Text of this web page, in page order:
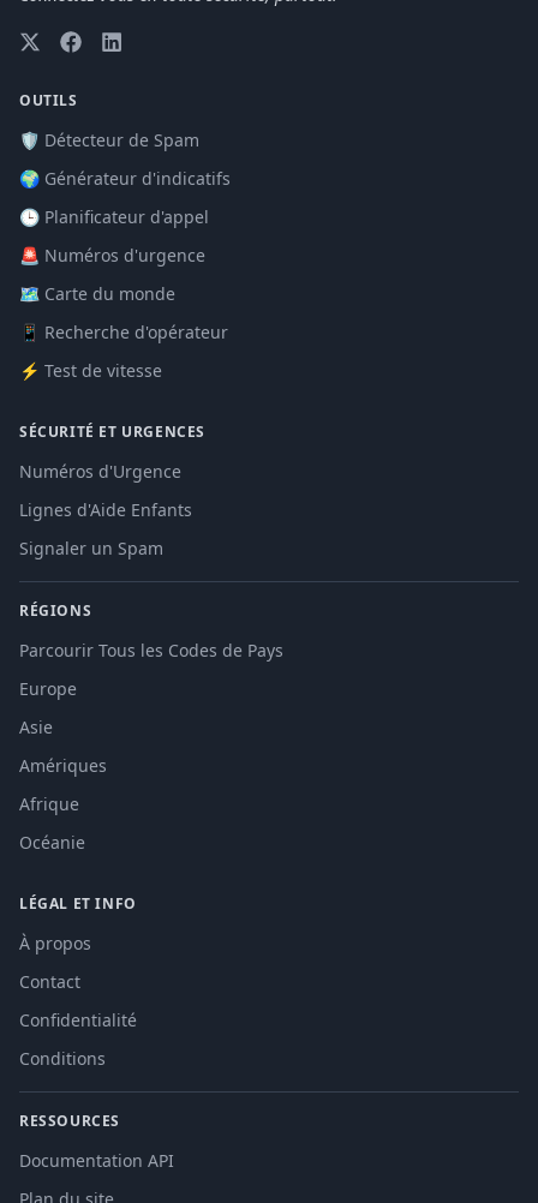
OUTILS
🛡️ Détecteur de Spam
🌍 Générateur d'indicatifs
🕒 Planificateur d'appel
🚨 Numéros d'urgence
🗺️ Carte du monde
📱 Recherche d'opérateur
⚡ Test de vitesse
SÉCURITÉ ET URGENCES
Numéros d'Urgence
Lignes d'Aide Enfants
Signaler un Spam
RÉGIONS
Parcourir Tous les Codes de Pays
Europe
Asie
Amériques
Afrique
Océanie
LÉGAL ET INFO
À propos
Contact
Confidentialité
Conditions
RESSOURCES
Documentation API